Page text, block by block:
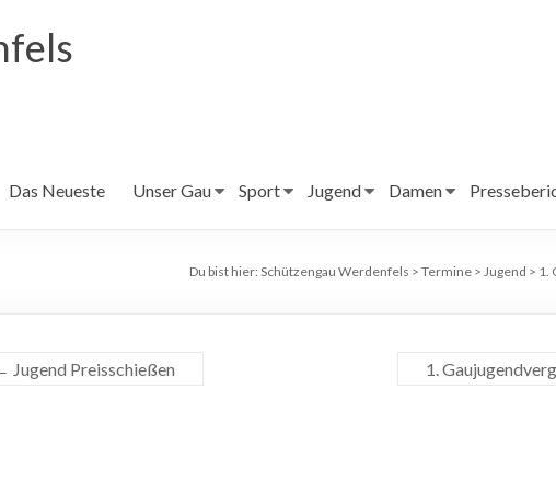
Das Neueste Unser Gau Sport Jugend Damen
Du bist hier: Schützengau Werdenfels > Termine > Jugend > 1.
Jugend Preisschießen 1.